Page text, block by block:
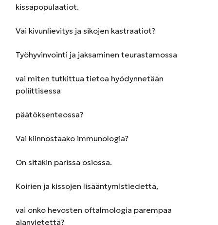
kissapopulaatiot.
Vai kivunlievitys ja sikojen kastraatiot?
Työhyvinvointi ja jaksaminen teurastamossa
vai miten tutkittua tietoa hyödynnetään
poliittisessa
päätöksenteossa?
Vai kiinnostaako immunologia?
On sitäkin parissa osiossa.
Koirien ja kissojen lisääntymistiedettä,
vai onko hevosten oftalmologia parempaa
ajanvietettä?